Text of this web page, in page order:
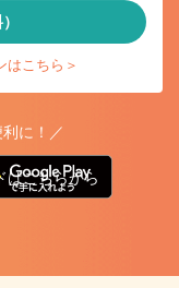
はこちら＞
に！／
はこちらから